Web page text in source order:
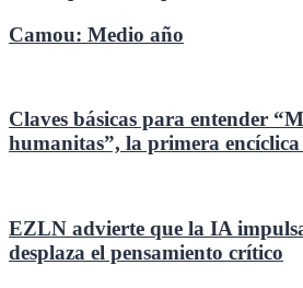
Camou: Medio año
Claves básicas para entender
humanitas”, la primera
EZLN advierte que la IA
desplaza el pensamiento crítico